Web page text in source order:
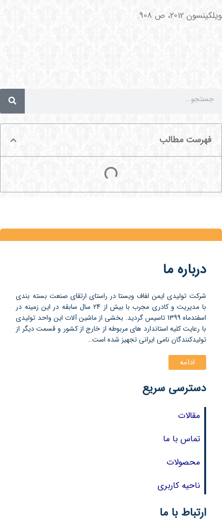
ویلکینسون 2012، ص 908.
فهرست مطالب
درباره ما
شرکت تولیدی ایمن لفاف ویستا در راستای ارتقای صنعت بسته بندی
با مدیریت و کادری مجرب با بیش از 24 سال سابقه در این زمینه در
اسفندماه 1399 تاسیس گردید. بخشی از ماشین آلات این واحد تولیدی
با رعایت کلیه استاندارد های مربوطه از خارج از کشور و قسمت دیگر از
تولیدکنندگان نامی ایرانی تجهیز شده است…
ادامه
دسترسی سریع
مقالات
تماس با ما
محصولات
ناحیه کاربری
ارتباط با ما